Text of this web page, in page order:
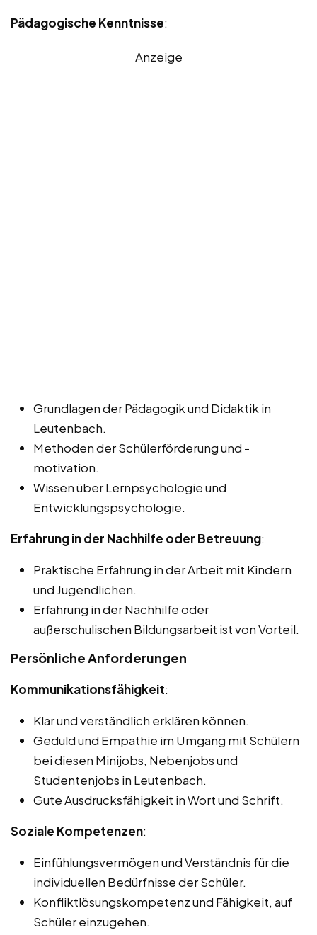
Pädagogische Kenntnisse:
Anzeige
Grundlagen der Pädagogik und Didaktik in
Leutenbach.
Methoden der Schülerförderung und -
motivation.
Wissen über Lernpsychologie und
Entwicklungspsychologie.
Erfahrung in der Nachhilfe oder Betreuung:
Praktische Erfahrung in der Arbeit mit Kindern
und Jugendlichen.
Erfahrung in der Nachhilfe oder
außerschulischen Bildungsarbeit ist von Vorteil.
Persönliche Anforderungen
Kommunikationsfähigkeit:
Klar und verständlich erklären können.
Geduld und Empathie im Umgang mit Schülern
bei diesen Minijobs, Nebenjobs und
Studentenjobs in Leutenbach.
Gute Ausdrucksfähigkeit in Wort und Schrift.
Soziale Kompetenzen:
Einfühlungsvermögen und Verständnis für die
individuellen Bedürfnisse der Schüler.
Konfliktlösungskompetenz und Fähigkeit, auf
Schüler einzugehen.